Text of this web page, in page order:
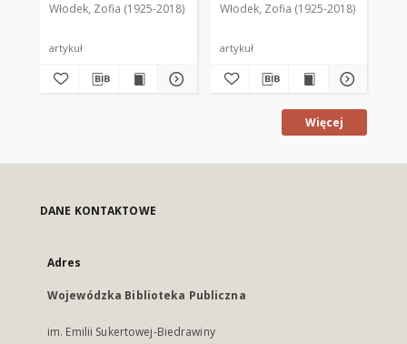
Włodek, Zofia (1925-2018)
artykuł
Włodek, Zofia (1925-2018)
artykuł
Więcej
DANE KONTAKTOWE
Adres
Wojewódzka Biblioteka Publiczna
im. Emilii Sukertowej-Biedrawiny